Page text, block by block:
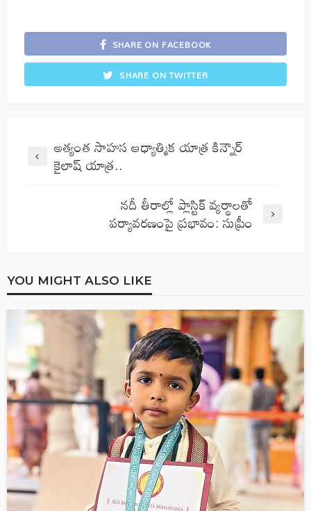
SHARE ON FACEBOOK
SHARE ON TWITTER
అత్యంత సాహస ఆధ్యాత్మిక యాత్ర కిన్నౌర్
కైలాష్ యాత్ర..
నదీ తీరాల్లో ప్లాస్టిక్‌ వ్యర్థాలతో
పర్యావరణంపై ప్రభావం: సుప్రీం
YOU MIGHT ALSO LIKE